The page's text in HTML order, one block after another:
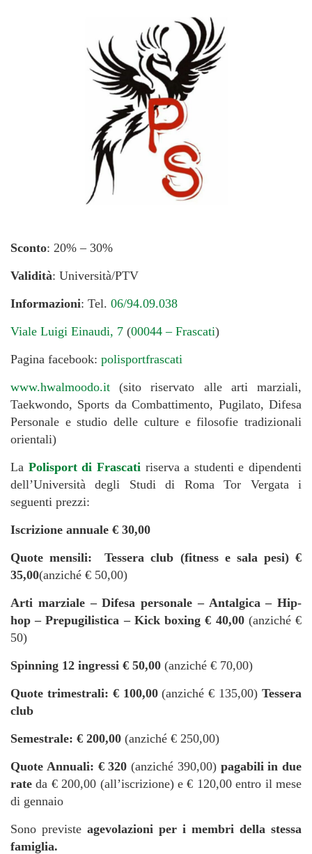
Sconto: 20% – 30%
Validità: Università/PTV
Informazioni: Tel. 06/94.09.038
Viale Luigi Einaudi, 7 (00044 – Frascati)
Pagina facebook: polisportfrascati
www.hwalmoodo.it (sito riservato alle arti marziali,
Taekwondo, Sports da Combattimento, Pugilato, Difesa
Personale e studio delle culture e filosofie tradizionali
orientali)
La Polisport di Frascati riserva a studenti e dipendenti
dell’Università degli Studi di Roma Tor Vergata i
seguenti prezzi:
Iscrizione annuale € 30,00
Quote mensili: Tessera club (fitness e sala pesi) €
35,00(anziché € 50,00)
Arti marziale – Difesa personale – Antalgica – Hip-
hop – Prepugilistica – Kick boxing € 40,00(anziché €
50)
Spinning 12 ingressi € 50,00 (anziché € 70,00)
Quote trimestrali: € 100,00(anziché € 135,00)Tessera
club
Semestrale: € 200,00 (anziché € 250,00)
Quote Annuali: € 320 (anziché 390,00)pagabili in due
rate da € 200,00 (all’iscrizione) e € 120,00 entro il mese
di gennaio
Sono previste agevolazioni per i membri della stessa
famiglia.